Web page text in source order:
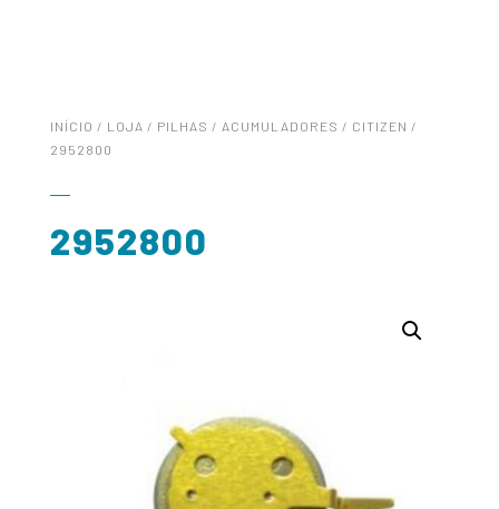
INÍCIO / LOJA / PILHAS / ACUMULADORES / CITIZEN /
2952800
2952800